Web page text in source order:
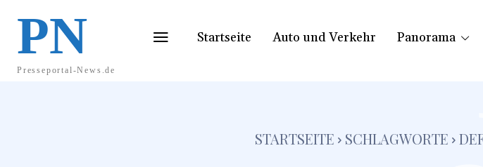
PN
Presseportal-News.de
Startseite Auto und Verkehr Panorama
STARTSEITE SCHLAGWORTE